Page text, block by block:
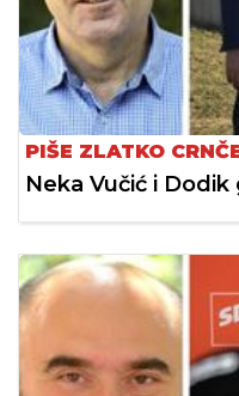
PIŠE ZLATKO
Neka Vučić i